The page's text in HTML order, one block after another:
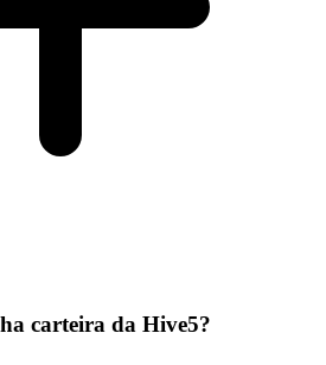
carteira da Hive5?